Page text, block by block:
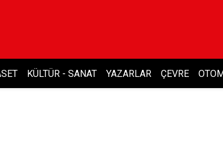
KÜLTÜR - SANAT YAZARLAR ÇEVRE